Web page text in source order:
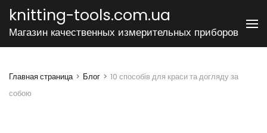
Перейти
Enter)
knitting-tools.com.ua
Магазин качественных измерительных приборов
Главная страница > Блог > 10 способів для краси та догляду за
собою